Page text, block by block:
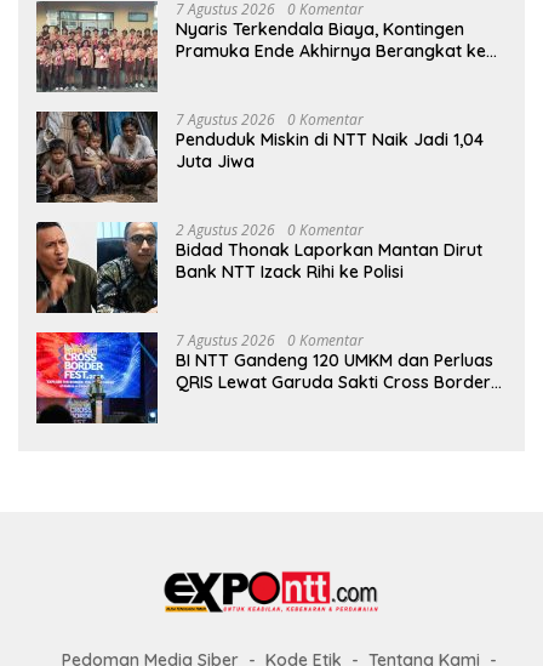
7 Agustus 2026 0 Komentar
Nyaris Terkendala Biaya, Kontingen
Pramuka Ende Akhirnya Berangkat ke
7 Agustus 2026 0 Komentar
Penduduk Miskin di NTT Naik Jadi 1,04
Juta Jiwa
2 Agustus 2026 0 Komentar
Bidad Thonak Laporkan Mantan Dirut
Bank NTT Izack Rihi ke Polisi
7 Agustus 2026 0 Komentar
BI NTT Gandeng 120 UMKM dan Perluas
QRIS Lewat Garuda Sakti Cross Border
Pedoman Media Siber Kode Etik Tentang Kami